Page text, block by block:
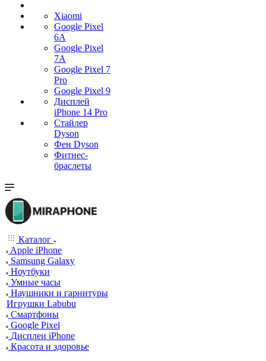
Xiaomi
Google Pixel
6A
Google Pixel
7А
Google Pixel 7
Pro
Google Pixel 9
Дисплей
iPhone 14 Pro
Стайлер
Dyson
Фен Dyson
Фитнес-
браслеты
Каталог
Apple iPhone
Samsung Galaxy
Ноутбуки
Умные часы
Наушники и гарнитуры
Игрушки Labubu
Смартфоны
Google Pixel
Дисплеи iPhone
Красота и здоровье